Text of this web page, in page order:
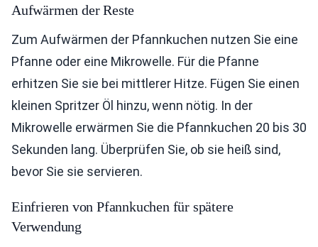
Aufwärmen der Reste
Zum Aufwärmen der Pfannkuchen nutzen Sie eine
Pfanne oder eine Mikrowelle. Für die Pfanne
erhitzen Sie sie bei mittlerer Hitze. Fügen Sie einen
kleinen Spritzer Öl hinzu, wenn nötig. In der
Mikrowelle erwärmen Sie die Pfannkuchen 20 bis 30
Sekunden lang. Überprüfen Sie, ob sie heiß sind,
bevor Sie sie servieren.
Einfrieren von Pfannkuchen für spätere
Verwendung